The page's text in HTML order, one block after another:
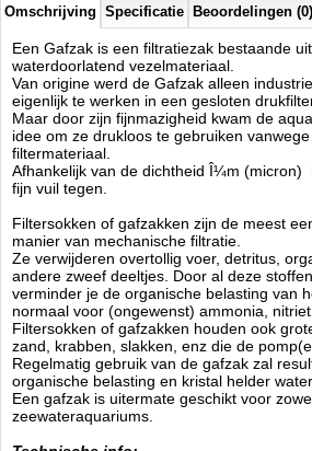
Omschrijving Specificatie Beoordelingen (0)
Een Gafzak is een filtratiezak bestaande
waterdoorlatend vezelmateriaal.
Van origine werd de Gafzak alleen
eigenlijk te werken in een gesloten
Maar door zijn fijnmazigheid kwam de
idee om ze drukloos te gebruiken
filtermateriaal.
Afhankelijk van de dichtheid Î¼m (micron)
fijn vuil tegen.
Filtersokken of gafzakken zijn de meest
manier van mechanische filtratie.
Ze verwijderen overtollig voer, detritus,
andere zweef deeltjes. Door al deze
verminder je de organische belasting van
normaal voor (ongewenst) ammonia,
Filtersokken of gafzakken houden ook
zand, krabben, slakken, enz die de
Regelmatig gebruik van de gafzak zal
organische belasting en kristal helder water.
Een gafzak is uitermate geschikt voor
zeewateraquariums.